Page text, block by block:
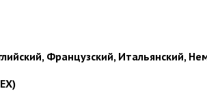
Французский, Итальянский,